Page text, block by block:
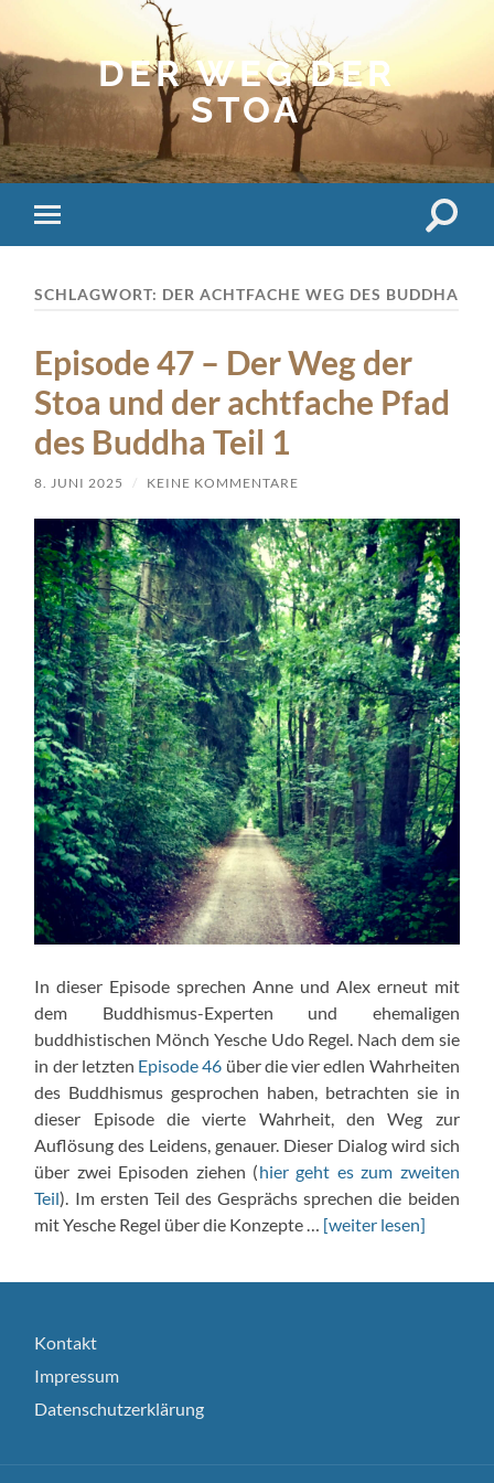
DER WEG DER
STOA
Mobile-
Menü
SCHLAGWORT: DER ACHTFACHE WEG DES BUDDHA
Episode 47 – Der Weg der
Stoa und der achtfache Pfad
des Buddha Teil 1
8. JUNI 2025 / KEINE KOMMENTARE
In dieser Episode sprechen Anne und Alex erneut mit
dem Buddhismus-Experten und ehemaligen
buddhistischen Mönch Yesche Udo Regel. Nach dem sie
in der letzten Episode 46 über die vier edlen Wahrheiten
des Buddhismus gesprochen haben, betrachten sie in
dieser Episode die vierte Wahrheit, den Weg zur
Auflösung des Leidens, genauer. Dieser Dialog wird sich
über zwei Episoden ziehen (hier geht es zum zweiten
Teil). Im ersten Teil des Gesprächs sprechen die beiden
mit Yesche Regel über die Konzepte … [weiter lesen]
Kontakt
Impressum
Datenschutzerklärung